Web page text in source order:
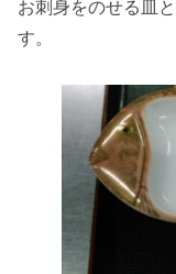
お刺身をのせる皿
す。